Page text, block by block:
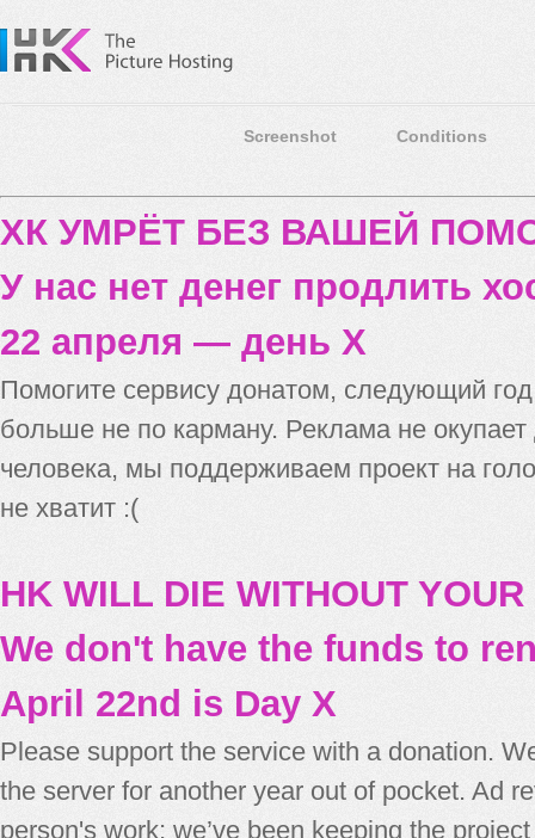
Screenshot Conditions
ХК УМРЁТ БЕЗ ВАШЕЙ
У нас нет денег продлить
22 апреля — день X
Помогите сервису донатом, следующий
больше не по карману. Реклама не
человека, мы поддерживаем проект на
не хватит :(
HK WILL DIE WITHOUT
We don't have the funds to
April 22nd is Day X
Please support the service with a donation.
the server for another year out of pocket. Ad
person's work; we’ve been keeping the